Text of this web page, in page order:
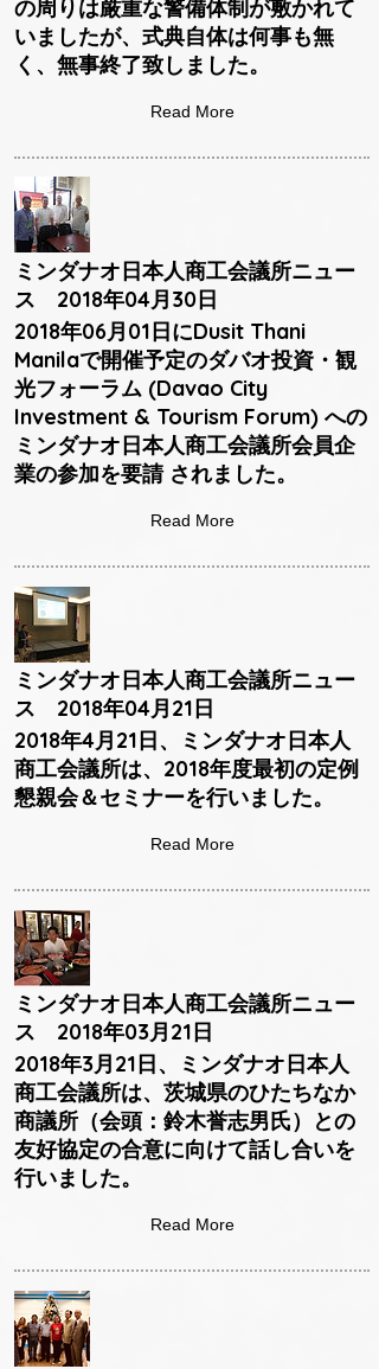
の周りは厳重な警備体制が敷かれて
いましたが、式典自体は何事も無
く、無事終了致しました。
Read More
ミンダナオ日本人商工会議所ニュー
ス 2018年04月30日
2018年06月01日にDusit Thani
Manilaで開催予定のダバオ投資・観
光フォーラム (Davao City
Investment & Tourism Forum) への
ミンダナオ日本人商工会議所会員企
業の参加を要請 されました。
Read More
ミンダナオ日本人商工会議所ニュー
ス 2018年04月21日
2018年4月21日、ミンダナオ日本人
商工会議所は、2018年度最初の定例
懇親会＆セミナーを行いました。
Read More
ミンダナオ日本人商工会議所ニュー
ス 2018年03月21日
2018年3月21日、ミンダナオ日本人
商工会議所は、茨城県のひたちなか
商議所（会頭：鈴木誉志男氏）との
友好協定の合意に向けて話し合いを
行いました。
Read More